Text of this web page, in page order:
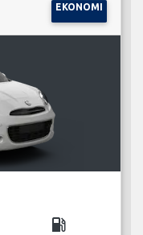
EKONOMI
local_gas_station